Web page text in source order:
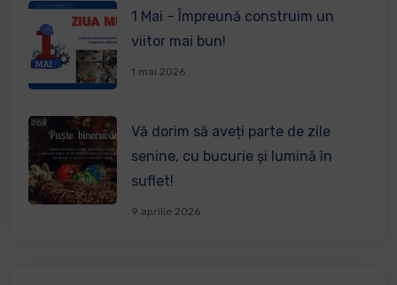
1 Mai – Împreună construim un
viitor mai bun!
1 mai 2026
Vă dorim să aveți parte de zile
senine, cu bucurie și lumină în
suflet!
9 aprilie 2026